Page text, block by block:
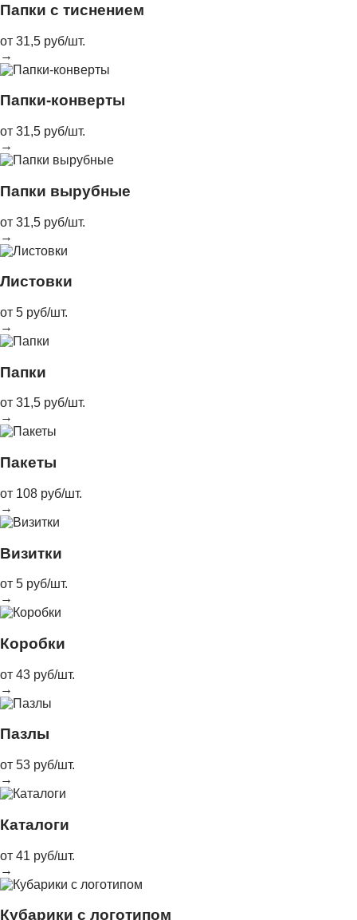
Папки с тиснением
от 31,5 руб/шт.
→
Папки-конверты
от 31,5 руб/шт.
→
Папки вырубные
от 31,5 руб/шт.
→
Листовки
от 5 руб/шт.
→
Папки
от 31,5 руб/шт.
→
Пакеты
от 108 руб/шт.
→
Визитки
от 5 руб/шт.
→
Коробки
от 43 руб/шт.
→
Пазлы
от 53 руб/шт.
→
Каталоги
от 41 руб/шт.
→
Кубарики с логотипом